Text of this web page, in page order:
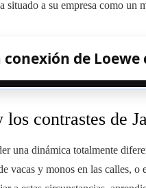
situado a su empresa como un
conexión de
contrastes de
una dinámica totalmente
vacas y monos en las calles,